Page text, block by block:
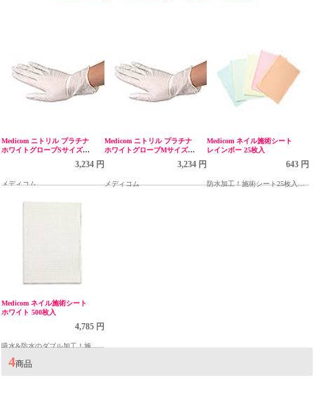
Medicom ニトリル プラチナ
ホワイトグローブSサイズ
3,234 円
メディコム
Medicom ニトリル プラチナ
ホワイトグローブMサイズ
3,234 円
メディコム
Medicom ネイル施術シート
レインボー 25枚入
643 円
防水加工！施術シート25枚入り
Medicom ネイル施術シート
ホワイト 500枚入
4,785 円
吸水&防水のダブル加工！施術
シート500枚入り
4商品